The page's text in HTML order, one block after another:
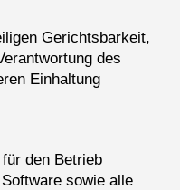
Gerichtsbarkeit,
des
Einhaltung
den Betrieb
sowie alle